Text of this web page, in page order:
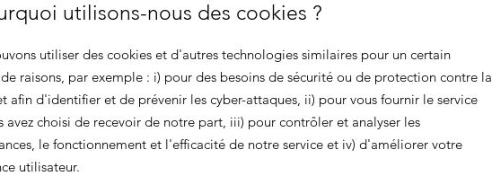
utilisons-nous des cookies ?
utiliser des cookies et d'autres technologies similaires pour un certain
raisons, par exemple : i) pour des besoins de sécurité ou de protection contre la
afin d'identifier et de prévenir les cyber-attaques, ii) pour vous fournir le service
avez choisi de recevoir de notre part, iii) pour contrôler et analyser les
le fonctionnement et l'efficacité de notre service et iv) d'améliorer votre
utilisateur.